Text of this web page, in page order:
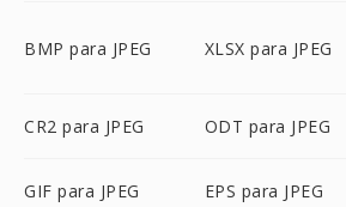
BMP para JPEG XLSX para JPEG
CR2 para JPEG ODT para JPEG
GIF para JPEG EPS para JPEG